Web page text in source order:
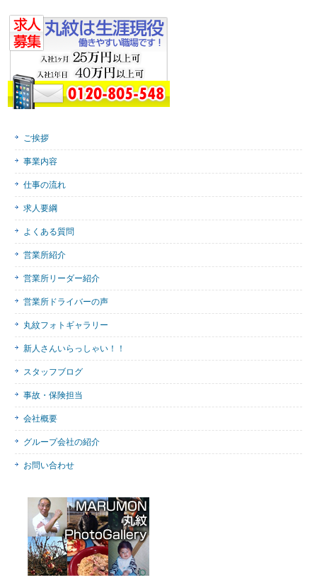
ご挨拶
事業内容
仕事の流れ
求人要綱
よくある質問
営業所紹介
営業所リーダー紹介
営業所ドライバーの声
丸紋フォトギャラリー
新人さんいらっしゃい！！
スタッフブログ
事故・保険担当
会社概要
グループ会社の紹介
お問い合わせ